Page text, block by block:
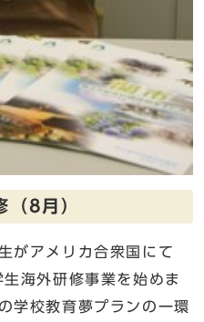
8月）
がアメリカ合衆国にて
海外研修事業を始めま
学校教育夢プランの一環